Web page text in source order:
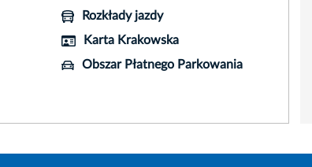
Rozkłady jazdy
Karta Krakowska
Obszar Płatnego Parkowania